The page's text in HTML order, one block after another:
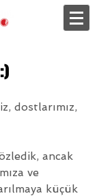
dostlarımız,
ancak
ve
küçük